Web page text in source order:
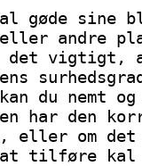
gøde sine
andre
det vigtigt,
du nemt
har den
eller om
at tilføre kal